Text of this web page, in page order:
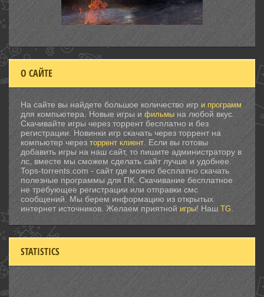
О САЙТЕ
На сайте вы найдете большое количество игр и программ
для компьютера. Новые игры и фильмы на любой вкус.
Скачивайте игры через торрент бесплатно и без
регистрации. Новинки игр скачать через торрент на
компьютер через торрент клиент. Если вы готовы
добавить игры на наш сайт, то пишите администратору в
лс, вместе мы сможем сделать сайт лучше и удобнее.
Tops-torrents.com - сайт где можно бесплатно скачать
полезные программы для ПК. Скачивание бесплатное
не требующее регистрации или отправки смс
сообщений. Мы берем информацию из открытых
интернет источников. Желаем приятной игры! Наш TG.
STATISTICS